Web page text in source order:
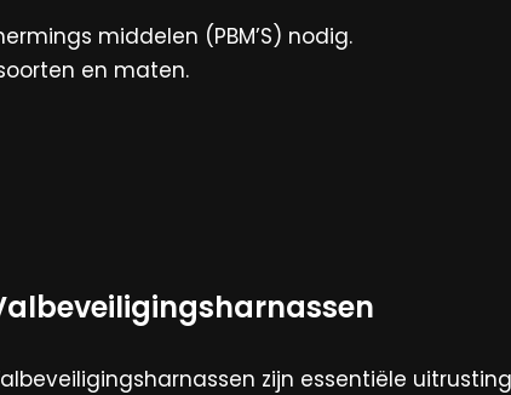
middelen (PBM’S) nodig.
en maten.
zijn essentiële